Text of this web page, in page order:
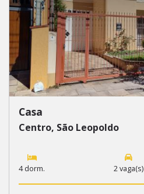
Casa
Centro, São Leopoldo
4 dorm. 2 vaga(s)